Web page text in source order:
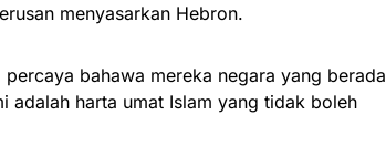
menyasarkan Hebron.
bahawa mereka negara yang berada
adalah harta umat Islam yang tidak boleh